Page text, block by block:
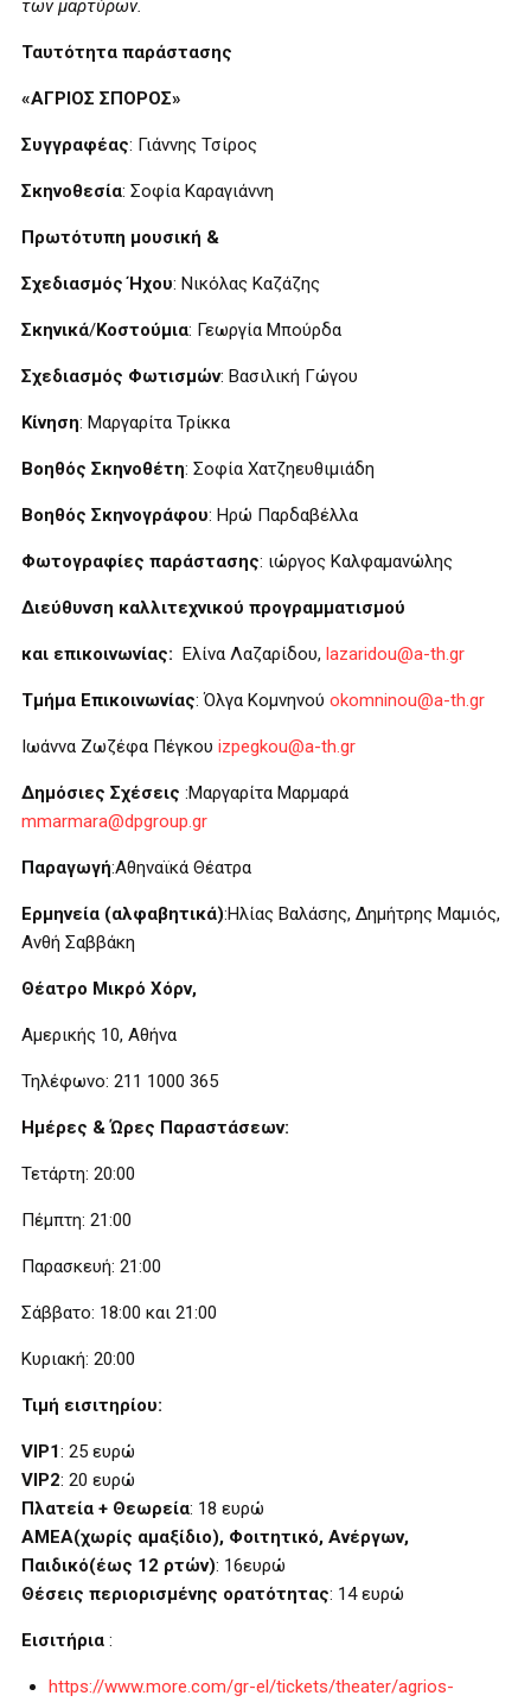
των μαρτύρων.
Ταυτότητα παράστασης
«ΑΓΡΙΟΣ ΣΠΟΡΟΣ»
Συγγραφέας: Γιάννης Τσίρος
Σκηνοθεσία: Σοφία Καραγιάννη
Πρωτότυπη μουσική &
Σχεδιασμός Ήχου: Νικόλας Καζάζης
Σκηνικά/Κοστούμια: Γεωργία Μπούρδα
Σχεδιασμός Φωτισμών: Βασιλική Γώγου
Κίνηση: Μαργαρίτα Τρίκκα
Βοηθός Σκηνοθέτη: Σοφία Χατζηευθιμιάδη
Βοηθός Σκηνογράφου: Ηρώ Παρδαβέλλα
Φωτογραφίες παράστασης: ιώργος Καλφαμανώλης
Διεύθυνση καλλιτεχνικού προγραμματισμού
και επικοινωνίας: Ελίνα Λαζαρίδου, lazaridou@a-th.gr
Τμήμα Επικοινωνίας: Όλγα Κομνηνού okomninou@a-th.gr
Ιωάννα Ζωζέφα Πέγκου izpegkou@a-th.gr
Δημόσιες Σχέσεις :Μαργαρίτα Μαρμαρά
mmarmara@dpgroup.gr
Παραγωγή:Αθηναϊκά Θέατρα
Ερμηνεία (αλφαβητικά):Ηλίας Βαλάσης, Δημήτρης Μαμιός,
Ανθή Σαββάκη
Θέατρο Μικρό Χόρν,
Αμερικής 10, Aθήνα
Τηλέφωνο: 211 1000 365
Ημέρες & Ώρες Παραστάσεων:
Τετάρτη: 20:00
Πέμπτη: 21:00
Παρασκευή: 21:00
Σάββατο: 18:00 και 21:00
Κυριακή: 20:00
Τιμή εισιτηρίου:
VIP1: 25 ευρώ
VIP2: 20 ευρώ
Πλατεία + Θεωρεία: 18 ευρώ
ΑΜΕΑ(χωρίς αμαξίδιο), Φοιτητικό, Ανέργων,
Παιδικό(έως 12 ρτών): 16ευρώ
Θέσεις περιορισμένης ορατότητας: 14 ευρώ
Εισιτήρια :
https://www.more.com/gr-el/tickets/theater/agrios-